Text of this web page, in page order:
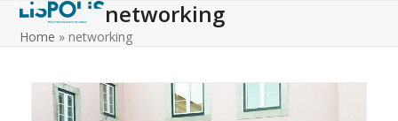
Skip
networking
Home » networking